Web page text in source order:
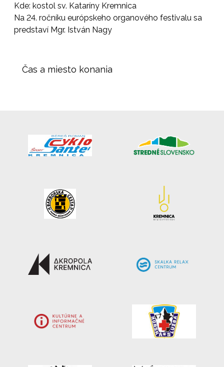
Kde: kostol sv. Kataríny Kremnica
Na 24. ročníku európskeho organového festivalu sa
predstaví Mgr. István Nagy
Čas a miesto konania